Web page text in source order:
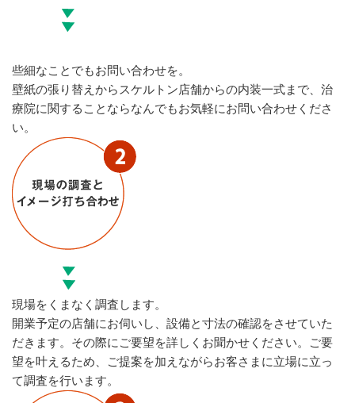
些細なことでもお問い合わせを。
壁紙の張り替えからスケルトン店舗からの内装一式まで、治
療院に関することならなんでもお気軽にお問い合わせくださ
い。
現場をくまなく調査します。
開業予定の店舗にお伺いし、設備と寸法の確認をさせていた
だきます。その際にご要望を詳しくお聞かせください。ご要
望を叶えるため、ご提案を加えながらお客さまに立場に立っ
て調査を行います。